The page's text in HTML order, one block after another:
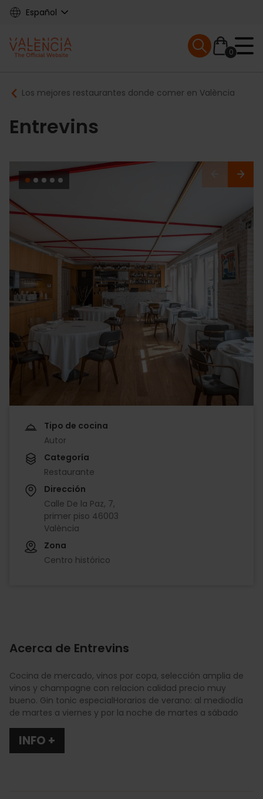
Skip
content
Español
Main
navigation
0
Mobile menu
Breadcrumb
Los mejores restaurantes donde comer en València
Entrevins
Tipo de cocina
Autor
Categoría
Restaurante
Dirección
Calle De la Paz, 7,
primer piso 46003
València
Zona
Centro histórico
Acerca de Entrevins
Cocina de mercado, vinos por copa, selección amplia de
vinos y champagne con relacion calidad precio muy
bueno. Gin tonic especialHorarios de verano: al mediodía
de martes a viernes y por la noche de martes a sábado
INFO +